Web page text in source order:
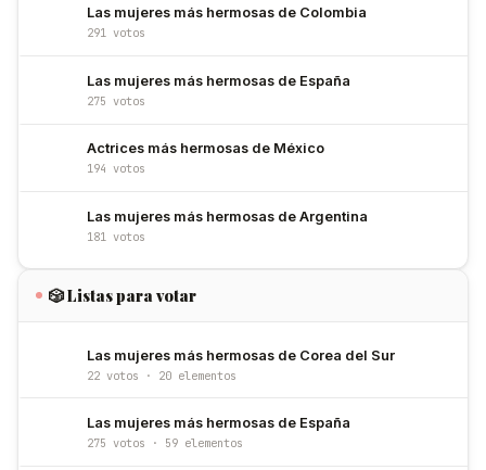
Las mujeres más hermosas de Colombia
291 votos
Las mujeres más hermosas de España
275 votos
Actrices más hermosas de México
194 votos
Las mujeres más hermosas de Argentina
181 votos
🎲 Listas para votar
Las mujeres más hermosas de Corea del Sur
22 votos · 20 elementos
Las mujeres más hermosas de España
275 votos · 59 elementos